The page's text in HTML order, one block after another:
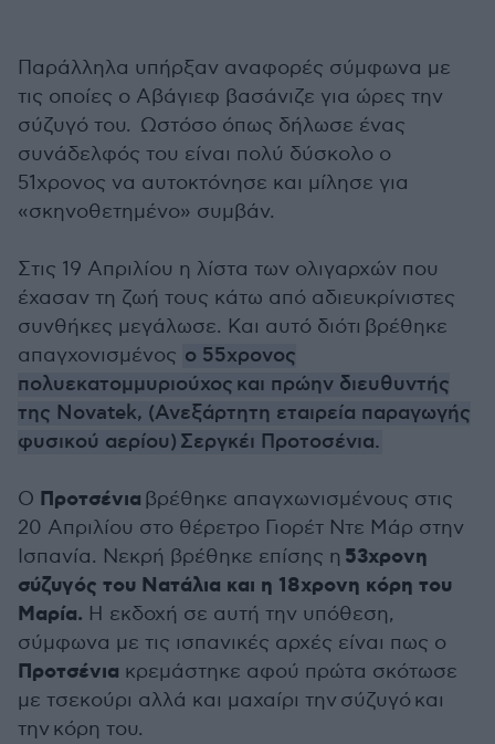
Παράλληλα υπήρξαν αναφορές σύμφωνα με
τις οποίες ο Αβάγιεφ βασάνιζε για ώρες την
σύζυγό του. Ωστόσο όπως δήλωσε ένας
συνάδελφός του είναι πολύ δύσκολο ο
51χρονος να αυτοκτόνησε και μίλησε για
«σκηνοθετημένο» συμβάν.
Στις 19 Απριλίου η λίστα των ολιγαρχών που
έχασαν τη ζωή τους κάτω από αδιευκρίνιστες
συνθήκες μεγάλωσε. Και αυτό διότι βρέθηκε
απαγχονισμένος ο 55χρονος
πολυεκατομμυριούχος και πρώην διευθυντής
της Novatek, (Ανεξάρτητη εταιρεία παραγωγής
φυσικού αερίου) Σεργκέι Προτοσένια.
Ο Προτσένια βρέθηκε απαγχωνισμένους στις
20 Απριλίου στο θέρετρο Γιορέτ Ντε Μάρ στην
Ισπανία. Νεκρή βρέθηκε επίσης η 53χρονη
σύζυγός του Νατάλια και η 18χρονη κόρη του
Μαρία. Η εκδοχή σε αυτή την υπόθεση,
σύμφωνα με τις ισπανικές αρχές είναι πως ο
Προτσένια κρεμάστηκε αφού πρώτα σκότωσε
με τσεκούρι αλλά και μαχαίρι την σύζυγό και
την κόρη του.